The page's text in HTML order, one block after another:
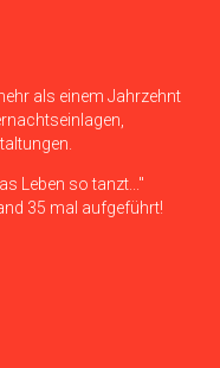
als einem Jahrzehnt
Leben so tanzt..."
35 mal aufgeführt!